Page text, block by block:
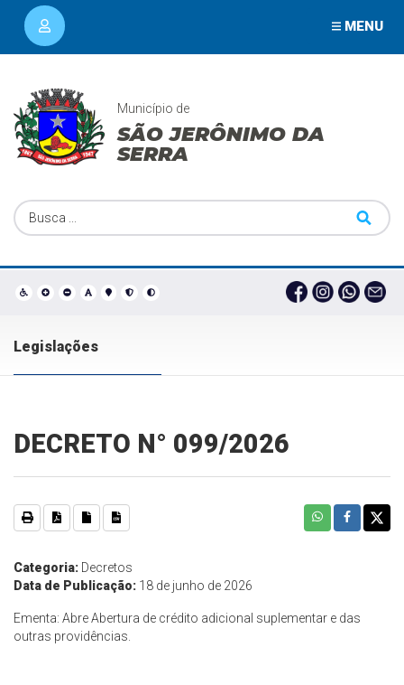
MENU
Município de
SÃO JERÔNIMO DA
SERRA
Legislações
DECRETO N° 099/2026
Categoria: Decretos
Data de Publicação: 18 de junho de 2026
Ementa: Abre Abertura de crédito adicional suplementar e das
outras providências.